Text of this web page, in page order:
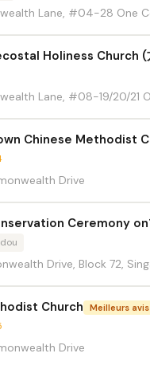
Lane, #04-28 One
Holiness Church (
Lane, #08-19/20/21
Chinese Methodist
Drive
Ceremony
Drive, Block 72,
Church Meilleurs avis
Drive